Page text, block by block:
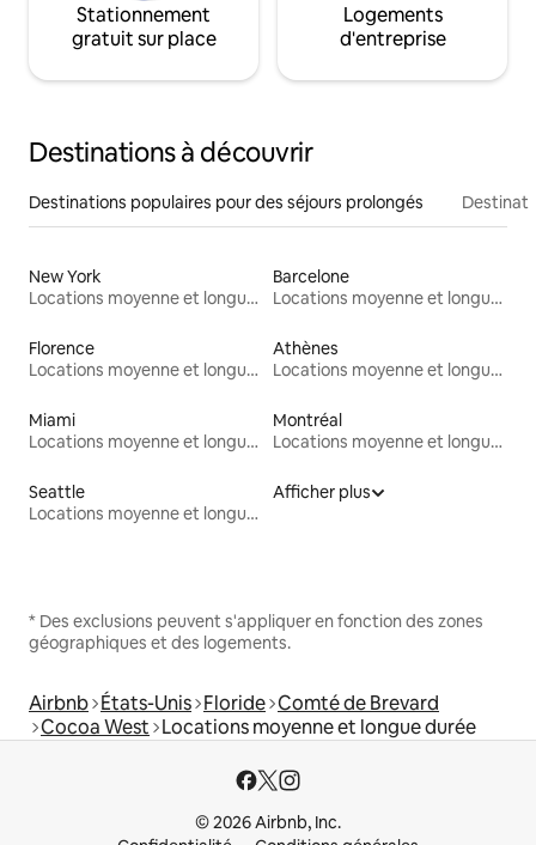
Stationnement
gratuit sur place
Logements
d'entreprise
Destinations à découvrir
Destinations populaires pour des séjours prolongés
New York
Locations moyenne et longue durée
Barcelone
Locations moyenne et longue durée
Florence
Locations moyenne et longue durée
Athènes
Locations moyenne et longue durée
Miami
Locations moyenne et longue durée
Montréal
Locations moyenne et longue durée
Seattle
Locations moyenne et longue durée
Afficher plus
* Des exclusions peuvent s'appliquer en fonction des zones
géographiques et des logements.
Airbnb États-Unis Floride Comté de Brevard
Cocoa West Locations moyenne et longue durée
© 2026 Airbnb, Inc.